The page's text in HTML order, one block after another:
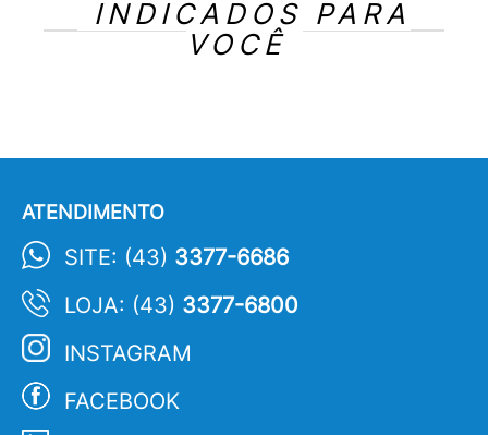
INDICADOS PARA
VOCÊ
ATENDIMENTO
SITE: (43) 3377-6686
LOJA: (43) 3377-6800
INSTAGRAM
FACEBOOK